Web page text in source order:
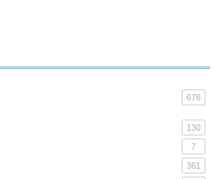
676
130
7
361